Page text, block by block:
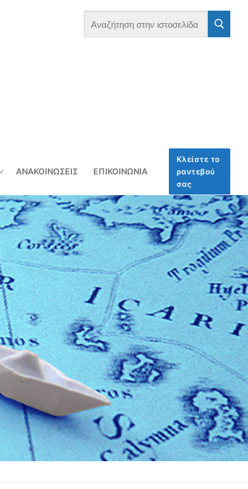
για:
ΑΝΑΚΟΙΝΏΣΕΙΣ ΕΠΙΚΟΙΝΩΝΊΑ
Κλείστε το
ραντεβού
σας